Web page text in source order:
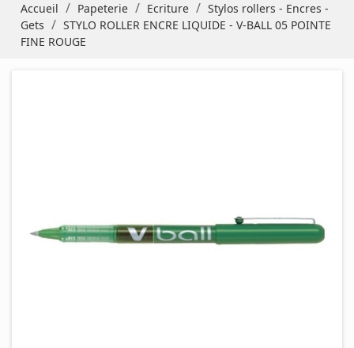
Accueil Papeterie Ecriture
Stylos rollers - Encres -
Gets
STYLO ROLLER ENCRE LIQUIDE - V-BALL 05 POINTE
FINE ROUGE